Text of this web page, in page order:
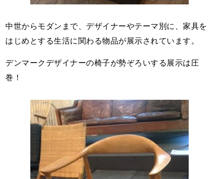
中世からモダンまで、デザイナーやテーマ別に、家具を
はじめとする生活に関わる物品が展示されています。
デンマークデザイナーの椅子が勢ぞろいする展示は圧
巻！